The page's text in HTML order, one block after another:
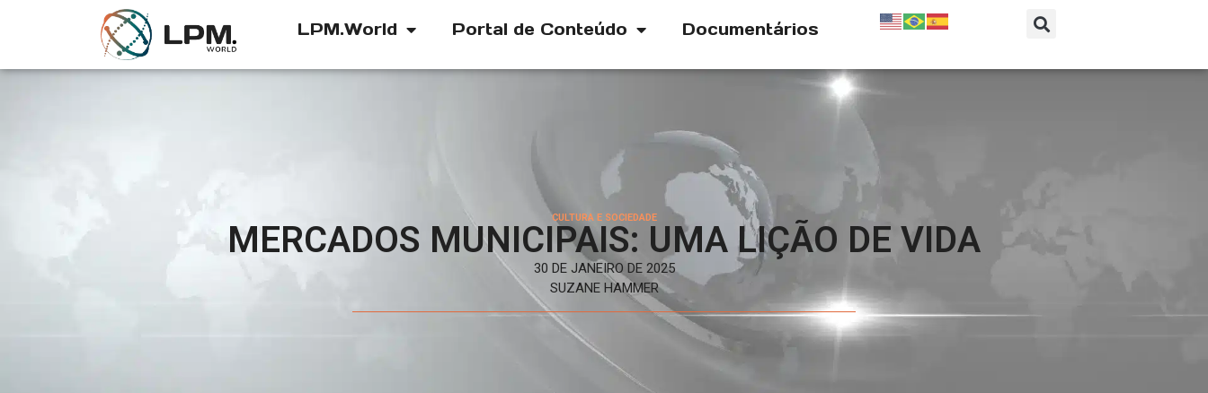
LPM.World Portal de Conteúdo Documentários
CULTURA E SOCIEDADE
MERCADOS MUNICIPAIS: UMA LIÇÃO DE VIDA
30 DE JANEIRO DE 2025
SUZANE HAMMER